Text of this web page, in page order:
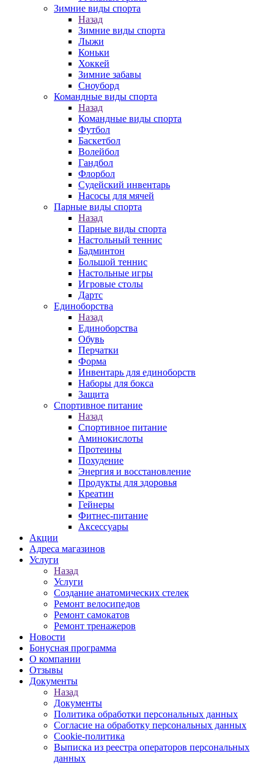
Зимние виды спорта
Назад
Зимние виды спорта
Лыжи
Коньки
Хоккей
Зимние забавы
Сноуборд
Командные виды спорта
Назад
Командные виды спорта
Футбол
Баскетбол
Волейбол
Гандбол
Флорбол
Судейский инвентарь
Насосы для мячей
Парные виды спорта
Назад
Парные виды спорта
Настольный теннис
Бадминтон
Большой теннис
Настольные игры
Игровые столы
Дартс
Единоборства
Назад
Единоборства
Обувь
Перчатки
Форма
Инвентарь для единоборств
Наборы для бокса
Защита
Спортивное питание
Назад
Спортивное питание
Аминокислоты
Протеины
Похудение
Энергия и восстановление
Продукты для здоровья
Креатин
Гейнеры
Фитнес-питание
Аксессуары
Акции
Адреса магазинов
Услуги
Назад
Услуги
Создание анатомических стелек
Ремонт велосипедов
Ремонт самокатов
Ремонт тренажеров
Новости
Бонусная программа
О компании
Отзывы
Документы
Назад
Документы
Политика обработки персональных данных
Согласие на обработку персональных данных
Cookie-политика
Выписка из реестра операторов персональных
данных